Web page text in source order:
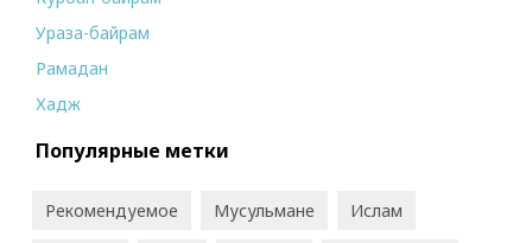
Ураза-байрам
Рамадан
Хадж
Популярные метки
Рекомендуемое Мусульмане Ислам